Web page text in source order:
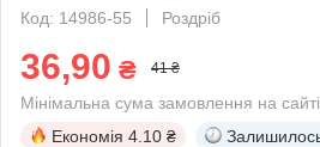
Код: 14986-55
Роздріб
36,90 ₴ 41 ₴
Мінімальна сума замовлення на
Економія 4.10 ₴